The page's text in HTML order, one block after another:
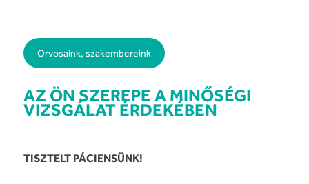
Orvosaink, szakembereink
AZ ÖN SZEREPE A MINŐSÉGI
VIZSGÁLAT ÉRDEKÉBEN
TISZTELT PÁCIENSÜNK!